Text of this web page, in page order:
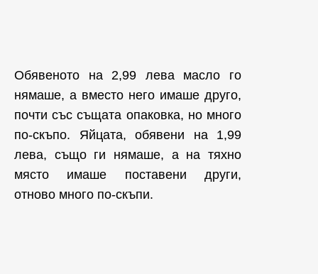
Обявеното на 2,99 лева масло го
нямаше, а вместо него имаше друго,
почти със същата опаковка, но много
по-скъпо. Яйцата, обявени на 1,99
лева, също ги нямаше, а на тяхно
място имаше поставени други,
отново много по-скъпи.